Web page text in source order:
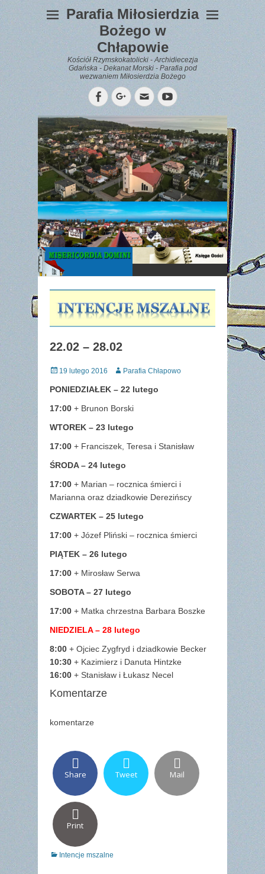
Parafia Miłosierdzia
Bożego w
Chłapowie
Kościół Rzymskokatolicki - Archidiecezja
Gdańska - Dekanat Morski - Parafia pod
wezwaniem Miłosierdzia Bożego
FacebookGoogleplus
EmailYouTube
WYPOCZYNEK
Gazetka
Parafialna
22.02 – 28.02
Posted
19 lutego 2016 AuthorParafia Chłapowo
PONIEDZIAŁEK – 22 lutego
17:00 + Brunon Borski
WTOREK – 23 lutego
17:00 + Franciszek, Teresa i Stanisław
ŚRODA – 24 lutego
17:00 + Marian – rocznica śmierci i
Marianna oraz dziadkowie Derezińscy
CZWARTEK – 25 lutego
17:00 + Józef Pliński – rocznica śmierci
PIĄTEK – 26 lutego
17:00 + Mirosław Serwa
SOBOTA – 27 lutego
17:00 + Matka chrzestna Barbara Boszke
NIEDZIELA – 28 lutego
8:00 + Ojciec Zygfryd i dziadkowie Becker
10:30 + Kazimierz i Danuta Hintzke
16:00 + Stanisław i Łukasz Necel
Komentarze
komentarze
Share Tweet Mail
Print
Categories
Intencje mszalne